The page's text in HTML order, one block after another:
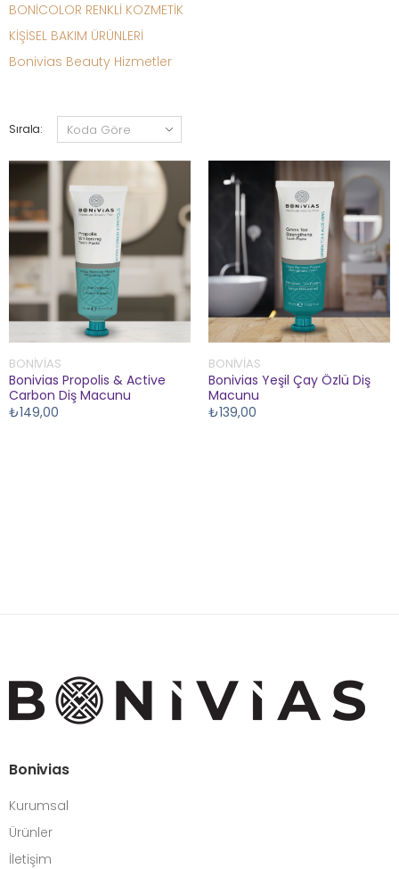
BONİCOLOR RENKLİ KOZMETİK
KİŞİSEL BAKIM ÜRÜNLERİ
Bonivias Beauty Hizmetler
Sırala:
BONIVIAS
Bonivias Propolis & Active
Carbon Diş Macunu
₺149,00
BONIVIAS
Bonivias Yeşil Çay Özlü Diş
Macunu
₺139,00
Bonivias
Kurumsal
Ürünler
İletişim